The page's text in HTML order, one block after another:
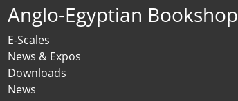
Anglo-Egyptian Bookshop
E-Scales
News & Expos
Downloads
News